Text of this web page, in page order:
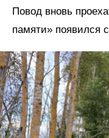
Повод вновь
памяти» появился